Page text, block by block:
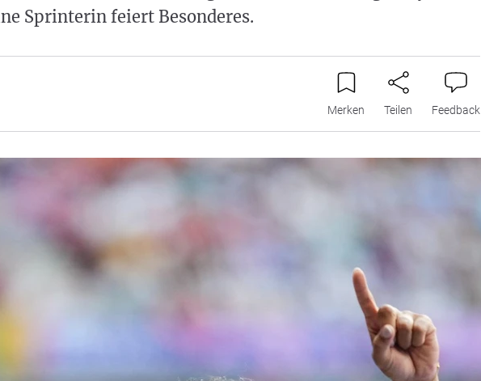
Sprinterin feiert Besonderes.
Merken Teilen Feedback